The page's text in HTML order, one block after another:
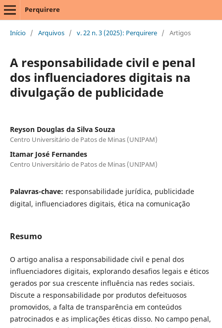
Perquirere
Início / Arquivos / v. 22 n. 3 (2025): Perquirere / Artigos
A responsabilidade civil e penal
dos influenciadores digitais na
divulgação de publicidade
Reyson Douglas da Silva Souza
Centro Universitário de Patos de Minas (UNIPAM)
Itamar José Fernandes
Centro Universitário de Patos de Minas (UNIPAM)
Palavras-chave: responsabilidade jurídica, publicidade
digital, influenciadores digitais, ética na comunicação
Resumo
O artigo analisa a responsabilidade civil e penal dos
influenciadores digitais, explorando desafios legais e éticos
gerados por sua crescente influência nas redes sociais.
Discute a responsabilidade por produtos defeituosos
promovidos, a falta de transparência em conteúdos
patrocinados e as implicações éticas disso. No campo penal,